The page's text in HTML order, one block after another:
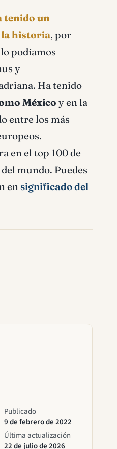
tenido un
la historia, por
podíamos
y
Ha tenido
México y en la
entre los más
en el top 100 de
mundo. Puedes
en significado del
Publicado
9 de febrero de 2022
Última actualización
22 de julio de 2026